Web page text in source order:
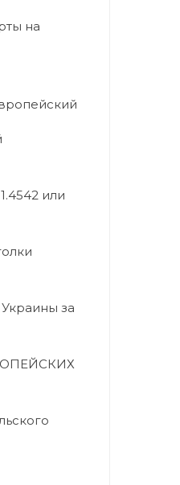
на
или
за